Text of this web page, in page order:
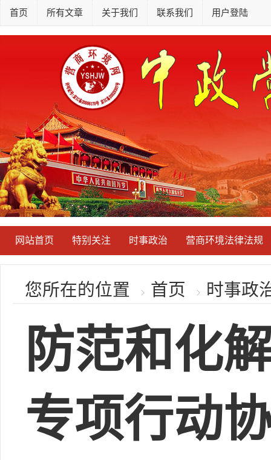
首页 所有文章 关于我们 联系我们 用户登陆
网站首页 特别关注 时事政治 营商环境法律法规
您所在的位置 首页 时事政
防范和化
专项行动